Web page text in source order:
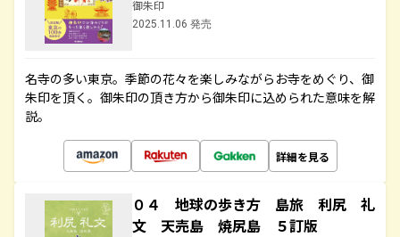
御朱印
2025.11.06 発売
名寺の多い東京。季節の花々を楽しみながらお寺をめぐり、御
朱印を頂く。御朱印の頂き方から御朱印に込められた意味を解
説。
詳細を見る
０４ 地球の歩き方 島旅 利尻 礼
文 天売島 焼尻島 ５訂版